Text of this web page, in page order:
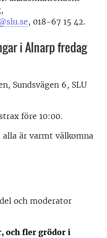
, 018-67 15 42.
i Alnarp fredag
Sundsvägen 6, SLU
före 10:00.
alla är varmt välkomna
och moderator
och fler grödor i